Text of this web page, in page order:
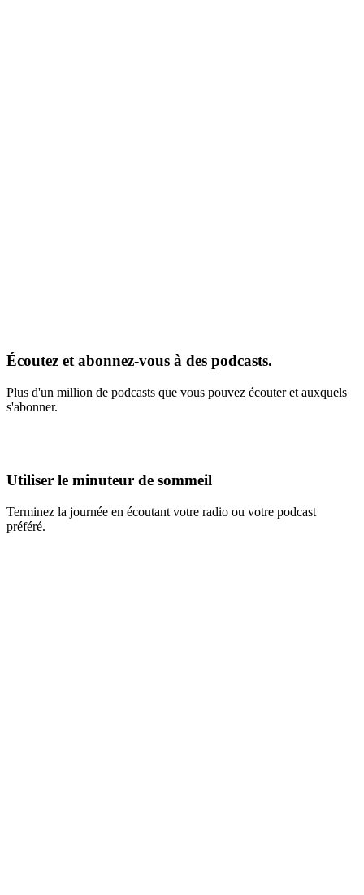
Écoutez et abonnez-vous à des podcasts.
Plus d'un million de podcasts que vous pouvez écouter et auxquels
s'abonner.
Utiliser le minuteur de sommeil
Terminez la journée en écoutant votre radio ou votre podcast
préféré.